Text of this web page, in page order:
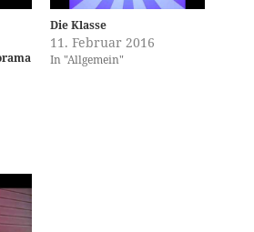
Die Klasse
11. Februar 2016
In "Allgemein"